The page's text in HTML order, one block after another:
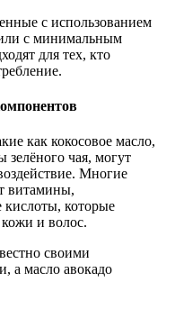
с использованием
с минимальным
для тех, кто
как кокосовое масло,
зелёного чая, могут
Многие
витамины,
которые
и волос.
своими
а масло авокадо